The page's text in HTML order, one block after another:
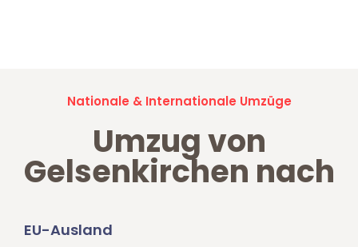
Nationale & Internationale Umzüge
Umzug von
Gelsenkirchen nach
EU-Ausland